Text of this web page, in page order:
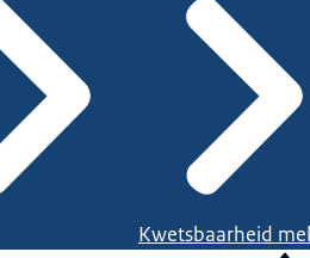
Kwetsbaarheid